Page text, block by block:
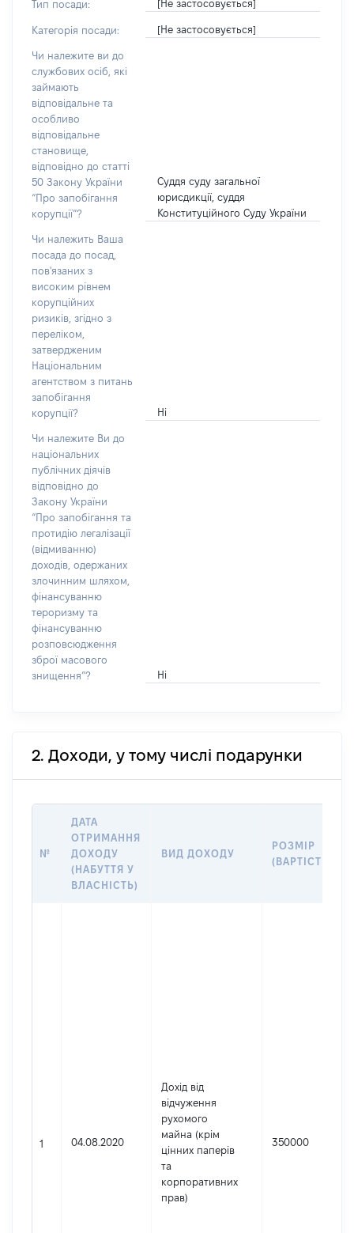
Тип посади: [Не застосовується]
Категорія посади: [Не застосовується]
Чи належите ви до
службових осіб, які
займають
відповідальне та
особливо
відповідальне
становище,
відповідно до статті
50 Закону України
“Про запобігання
корупції”?
Суддя суду загальної
юрисдикції, суддя
Конституційного Суду України
Чи належить Ваша
посада до посад,
пов'язаних з
високим рівнем
корупційних
ризиків, згідно з
переліком,
затвердженим
Національним
агентством з питань
запобігання
корупції?
Ні
Чи належите Ви до
національних
публічних діячів
відповідно до
Закону України
“Про запобігання та
протидію легалізації
(відмиванню)
доходів, одержаних
злочинним шляхом,
фінансуванню
тероризму та
фінансуванню
розповсюдження
зброї масового
знищення”?
Ні
2. Доходи, у тому числі подарунки
№
ДАТА
ОТРИМАННЯ
ДОХОДУ
(НАБУТТЯ У
ВЛАСНІСТЬ)
ВИД ДОХОДУ
РОЗМІР
(ВАРТІСТЬ)
1 04.08.2020
Дохід від
відчуження
рухомого
майна (крім
цінних паперів
та
корпоративних
прав)
350000